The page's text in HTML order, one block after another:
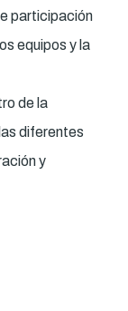
participación
equipos y la
de la
diferentes
y